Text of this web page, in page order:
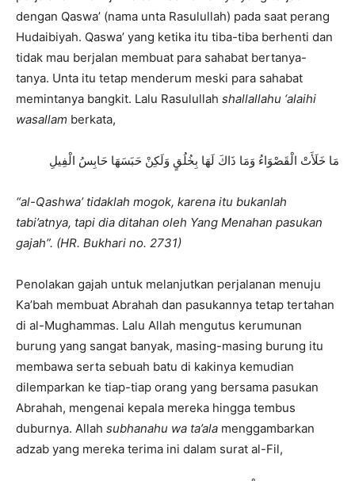
dengan Qaswa’ (nama unta Rasulullah) pada saat perang
Hudaibiyah. Qaswa’ yang ketika itu tiba-tiba berhenti dan
tidak mau berjalan membuat para sahabat bertanya-
tanya. Unta itu tetap menderum meski para sahabat
memintanya bangkit. Lalu Rasulullah shallallahu ‘alaihi
wasallam berkata,
مَا خَلَأَتْ الْقَصْوَاءُ وَمَا ذَاكَ لَهَا بِخُلُقٍ وَلَكِنْ حَبَسَهَا حَابِسُ الْفِيلِ
“al-Qashwa’ tidaklah mogok, karena itu bukanlah
tabi’atnya, tapi dia ditahan oleh Yang Menahan pasukan
gajah”. (HR. Bukhari no. 2731)
Penolakan gajah untuk melanjutkan perjalanan menuju
Ka’bah membuat Abrahah dan pasukannya tetap tertahan
di al-Mughammas. Lalu Allah mengutus kerumunan
burung yang sangat banyak, masing-masing burung itu
membawa serta sebuah batu di kakinya kemudian
dilemparkan ke tiap-tiap orang yang bersama pasukan
Abrahah, mengenai kepala mereka hingga tembus
duburnya. Allah subhanahu wa ta’ala menggambarkan
adzab yang mereka terima ini dalam surat al-Fil,